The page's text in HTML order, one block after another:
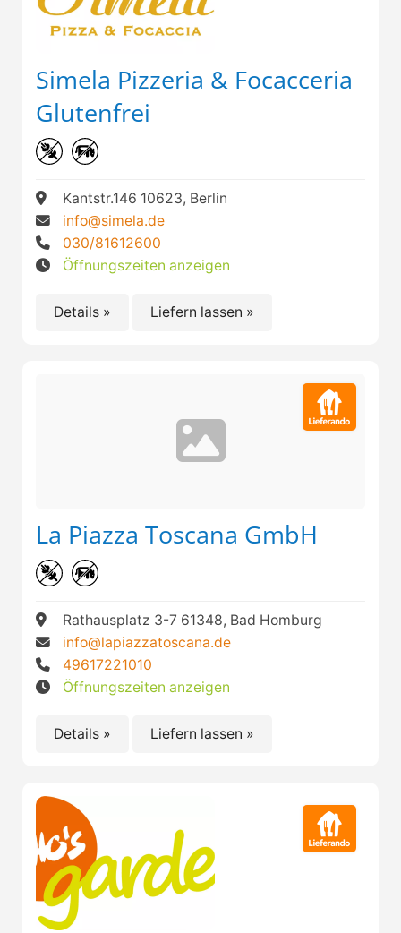
Simela Pizzeria & Focacceria
Glutenfrei
Kantstr.146 10623, Berlin
info@simela.de
030/81612600
Öffnungszeiten anzeigen
Details » Liefern lassen »
La Piazza Toscana GmbH
Rathausplatz 3-7 61348, Bad Homburg
info@lapiazzatoscana.de
49617221010
Öffnungszeiten anzeigen
Details » Liefern lassen »